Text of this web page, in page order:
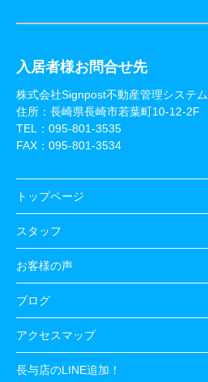
入居者様お問合せ先
株式会社Signpost不動産管理システム
住所：長崎県長崎市若葉町10-12-2F
TEL： 095-801-3535
FAX：095-801-3534
トップページ
スタッフ
お客様の声
ブログ
アクセスマップ
長与店のLINE追加！